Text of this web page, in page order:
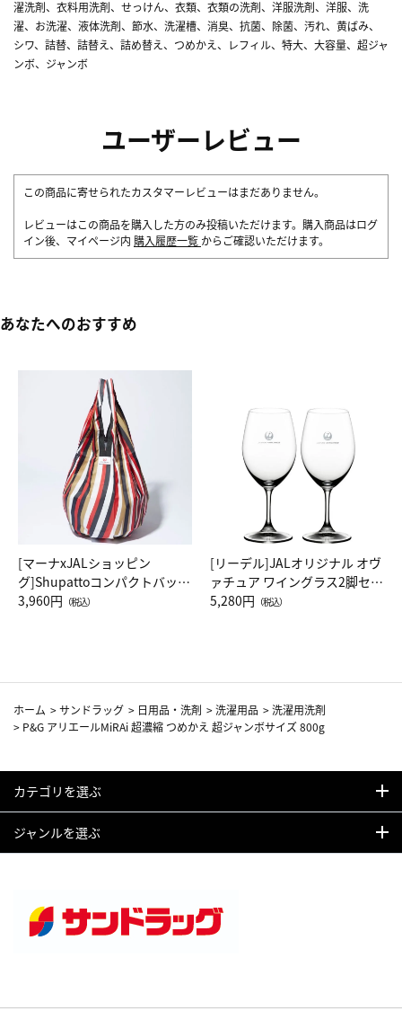
濯洗剤、衣料用洗剤、せっけん、衣類、衣類の洗剤、洋服洗剤、洋服、洗
濯、お洗濯、液体洗剤、節水、洗濯槽、消臭、抗菌、除菌、汚れ、黄ばみ、
シワ、詰替、詰替え、詰め替え、つめかえ、レフィル、特大、大容量、超ジャ
ンボ、ジャンボ
ユーザーレビュー
この商品に寄せられたカスタマーレビューはまだありません。
レビューはこの商品を購入した方のみ投稿いただけます。購入商品はログ
イン後、マイページ内 購入履歴一覧 からご確認いただけます。
あなたへのおすすめ
[マーナxJALショッピン
グ]Shupattoコンパクトバッグ
Drop JAL客室乗務員（LC）ス
3,960円 （税込）
[リーデル]JALオリジナル オヴ
ァチュア ワイングラス2脚セッ
ト（レッドワイン）
5,280円 （税込）
ホーム >サンドラッグ > 日用品・洗剤 >洗濯用品 >洗濯用洗剤
> P&G アリエールMiRAi 超濃縮 つめかえ 超ジャンボサイズ 800g
カテゴリを選ぶ
ジャンルを選ぶ